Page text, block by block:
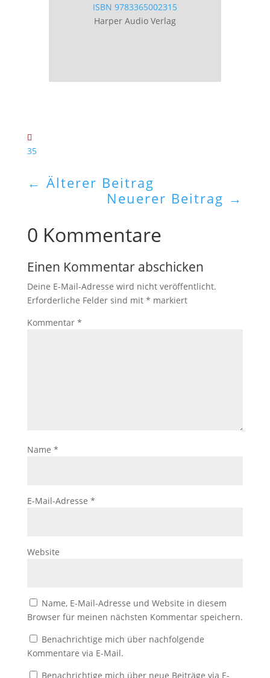
ISBN 9783365002315
Harper Audio Verlag
35
← Älterer Beitrag
Neuerer Beitrag →
0 Kommentare
Einen Kommentar abschicken
Deine E-Mail-Adresse wird nicht veröffentlicht.
Erforderliche Felder sind mit * markiert
Kommentar *
Name *
E-Mail-Adresse *
Website
Name, E-Mail-Adresse und Website in diesem
Browser für meinen nächsten Kommentar speichern.
Benachrichtige mich über nachfolgende
Kommentare via E-Mail.
Benachrichtige mich über neue Beiträge via E-